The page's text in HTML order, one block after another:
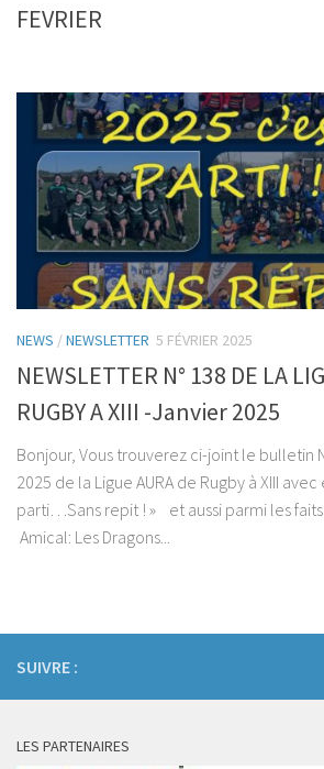
FEVRIER
NEWS /NEWSLETTER 5 FÉVRIER 2025
NEWSLETTER N° 138 DE LA
RUGBY A XIII -Janvier 2025
Bonjour, Vous trouverez ci-joint le bulletin
2025 de la Ligue AURA de Rugby à XIII avec
parti…Sans repit ! » et aussi parmi les faits
Amical: Les Dragons...
SUIVRE :
LES PARTENAIRES